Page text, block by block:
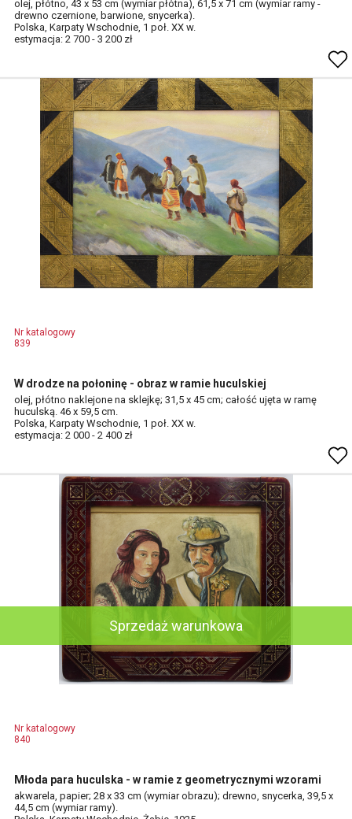
olej, płótno, 43 x 53 cm (wymiar płótna), 61,5 x 71 cm (wymiar ramy -
drewno czernione, barwione, snycerka).
Polska, Karpaty Wschodnie, 1 poł. XX w.
estymacja: 2 700 - 3 200 zł
Nr katalogowy
839
W drodze na połoninę - obraz w ramie huculskiej
olej, płótno naklejone na sklejkę; 31,5 x 45 cm; całość ujęta w ramę
huculską. 46 x 59,5 cm.
Polska, Karpaty Wschodnie, 1 poł. XX w.
estymacja: 2 000 - 2 400 zł
Sprzedaż warunkowa
Nr katalogowy
840
Młoda para huculska - w ramie z geometrycznymi wzorami
akwarela, papier; 28 x 33 cm (wymiar obrazu); drewno, snycerka, 39,5 x
44,5 cm (wymiar ramy).